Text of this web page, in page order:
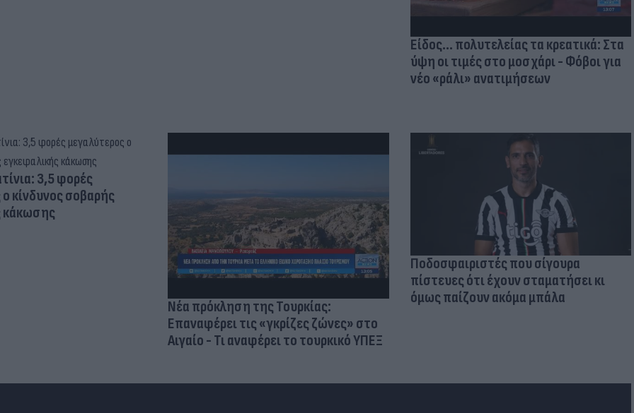
Είδος... πολυτελείας τα κρεατικά: Στα
ύψη οι τιμές στο μοσχάρι - Φόβοι για
νέο «ράλι» ανατιμήσεων
3,5 φορές
κίνδυνος σοβαρής
κάκωσης
Νέα πρόκληση της Τουρκίας:
Επαναφέρει τις «γκρίζες ζώνες» στο
Αιγαίο - Τι αναφέρει το τουρκικό ΥΠΕΞ
Ποδοσφαιριστές που σίγουρα
πίστευες ότι έχουν σταματήσει κι
όμως παίζουν ακόμα μπάλα